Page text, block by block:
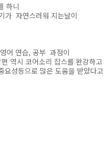
하니
가 자연스러워 지는날이
어 연습, 공부 과정이
역시 코어소리 잡스를 완강하
요성등으로 많은 도움을 받았다